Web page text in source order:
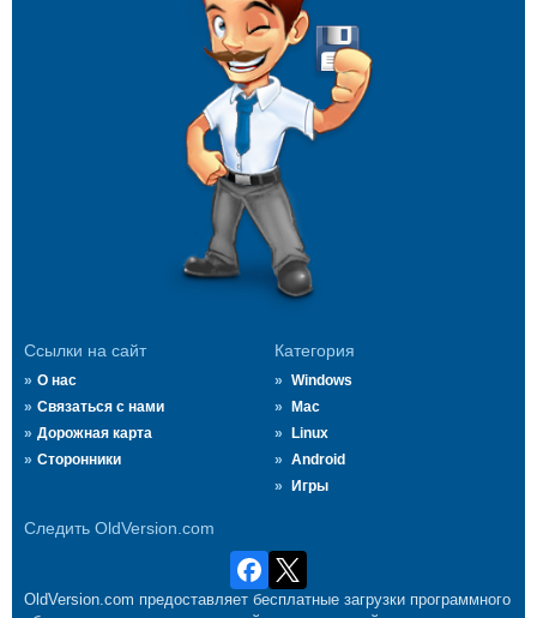
Ссылки на сайт
О нас
Связаться с нами
Дорожная карта
Сторонники
Категория
Windows
Mac
Linux
Android
Игры
Следить OldVersion.com
OldVersion.com предоставляет бесплатные загрузки программного